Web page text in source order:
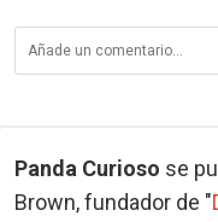
Panda Curioso se
Brown, fundador de "